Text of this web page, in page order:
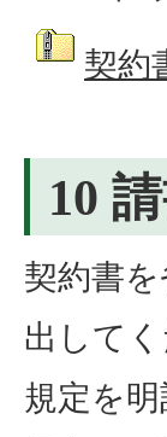
契約
10
契約書
出して
規定を